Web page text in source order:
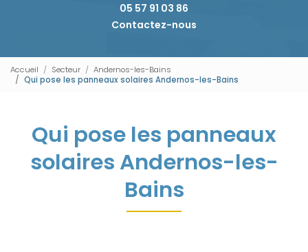
05 57 91 03 86
Contactez-nous
Accueil Secteur
Andernos-les-Bains
Qui pose les panneaux solaires Andernos-les-Bains
Qui pose les panneaux
solaires Andernos-les-
Bains